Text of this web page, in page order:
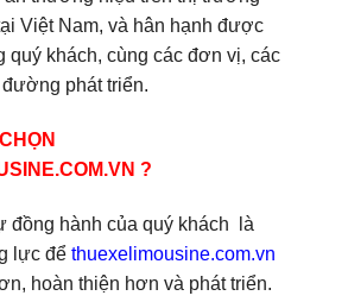
Việt Nam, và hân hạnh được
quý khách, cùng các đơn vị, các
phát triển.
?
đồng hành của quý khách là
lực để thuexelimousine.com.vn
hoàn thiện hơn và phát triển.